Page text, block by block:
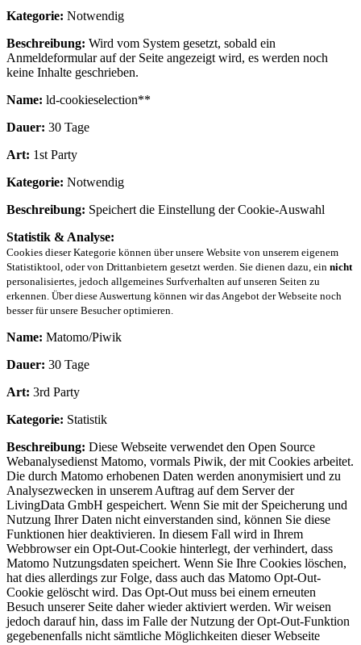
Kategorie: Notwendig
Beschreibung: Wird vom System gesetzt, sobald ein
Anmeldeformular auf der Seite angezeigt wird, es werden noch
keine Inhalte geschrieben.
Name: ld-cookieselection**
Dauer: 30 Tage
Art: 1st Party
Kategorie: Notwendig
Beschreibung: Speichert die Einstellung der Cookie-Auswahl
Statistik & Analyse:
Cookies dieser Kategorie können über unsere Website von unserem eigenem
Statistiktool, oder von Drittanbietern gesetzt werden. Sie dienen dazu, ein nicht
personalisiertes, jedoch allgemeines Surfverhalten auf unseren Seiten zu
erkennen. Über diese Auswertung können wir das Angebot der Webseite noch
besser für unsere Besucher optimieren.
Name: Matomo/Piwik
Dauer: 30 Tage
Art: 3rd Party
Kategorie: Statistik
Beschreibung: Diese Webseite verwendet den Open Source
Webanalysedienst Matomo, vormals Piwik, der mit Cookies arbeitet.
Die durch Matomo erhobenen Daten werden anonymisiert und zu
Analysezwecken in unserem Auftrag auf dem Server der
LivingData GmbH gespeichert. Wenn Sie mit der Speicherung und
Nutzung Ihrer Daten nicht einverstanden sind, können Sie diese
Funktionen hier deaktivieren. In diesem Fall wird in Ihrem
Webbrowser ein Opt-Out-Cookie hinterlegt, der verhindert, dass
Matomo Nutzungsdaten speichert. Wenn Sie Ihre Cookies löschen,
hat dies allerdings zur Folge, dass auch das Matomo Opt-Out-
Cookie gelöscht wird. Das Opt-Out muss bei einem erneuten
Besuch unserer Seite daher wieder aktiviert werden. Wir weisen
jedoch darauf hin, dass im Falle der Nutzung der Opt-Out-Funktion
gegebenenfalls nicht sämtliche Möglichkeiten dieser Webseite